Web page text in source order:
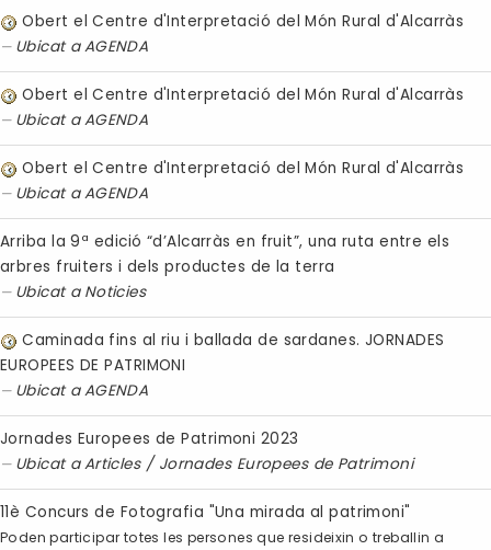
Obert el Centre d'Interpretació del Món Rural d'Alcarràs
Ubicat aAGENDA
Obert el Centre d'Interpretació del Món Rural d'Alcarràs
Ubicat aAGENDA
Obert el Centre d'Interpretació del Món Rural d'Alcarràs
Ubicat aAGENDA
Arriba la 9ª edició “d’Alcarràs en fruit”, una ruta entre els
arbres fruiters i dels productes de la terra
Ubicat a Noticies
Caminada fins al riu i ballada de sardanes. JORNADES
EUROPEES DE PATRIMONI
Ubicat aAGENDA
Jornades Europees de Patrimoni 2023
Ubicat aArticles / Jornades Europees de Patrimoni
11è Concurs de Fotografia "Una mirada al patrimoni"
Poden participar totes les persones que resideixin o treballin a